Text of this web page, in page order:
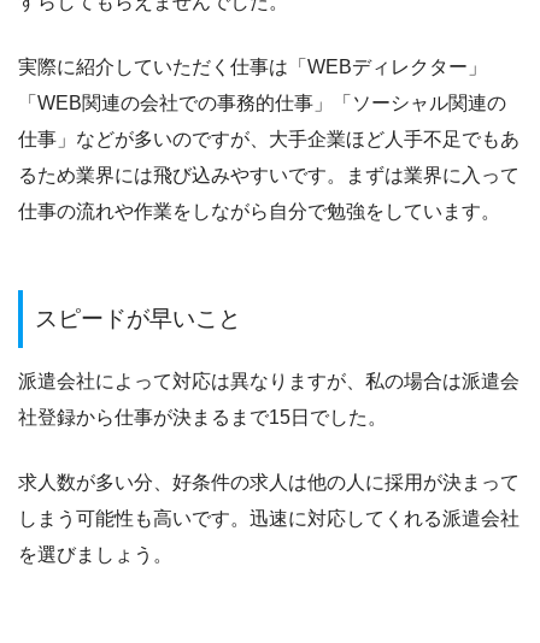
実際に紹介していただく仕事は「WEBディレクター」
「WEB関連の会社での事務的仕事」「ソーシャル関連の
仕事」などが多いのですが、大手企業ほど人手不足でもあ
るため業界には飛び込みやすいです。まずは業界に入って
仕事の流れや作業をしながら自分で勉強をしています。
スピードが早いこと
派遣会社によって対応は異なりますが、私の場合は派遣会
社登録から仕事が決まるまで15日でした。
求人数が多い分、好条件の求人は他の人に採用が決まって
しまう可能性も高いです。迅速に対応してくれる派遣会社
を選びましょう。